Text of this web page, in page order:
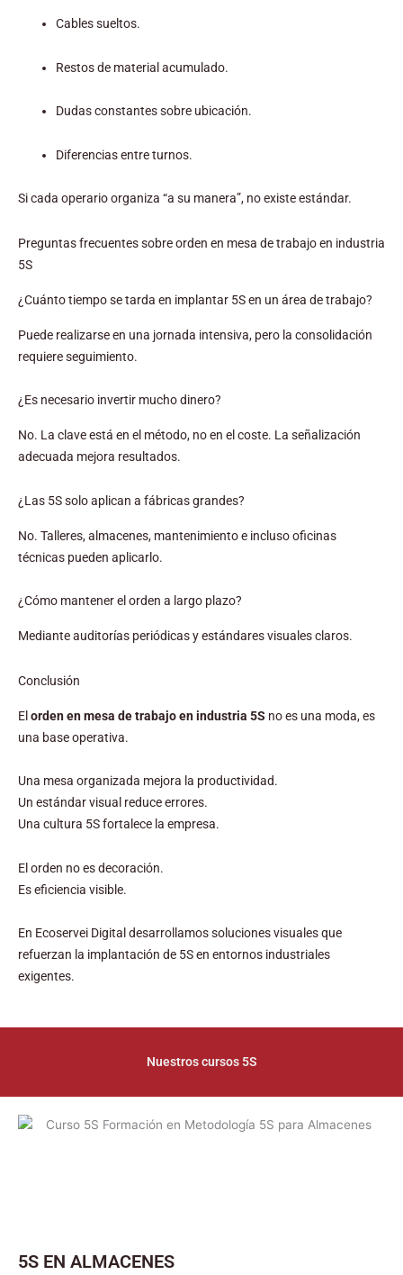
Cables sueltos.
Restos de material acumulado.
Dudas constantes sobre ubicación.
Diferencias entre turnos.
Si cada operario organiza “a su manera”, no existe estándar.
Preguntas frecuentes sobre orden en mesa de trabajo en industria
5S
¿Cuánto tiempo se tarda en implantar 5S en un área de trabajo?
Puede realizarse en una jornada intensiva, pero la consolidación
requiere seguimiento.
¿Es necesario invertir mucho dinero?
No. La clave está en el método, no en el coste. La señalización
adecuada mejora resultados.
¿Las 5S solo aplican a fábricas grandes?
No. Talleres, almacenes, mantenimiento e incluso oficinas
técnicas pueden aplicarlo.
¿Cómo mantener el orden a largo plazo?
Mediante auditorías periódicas y estándares visuales claros.
Conclusión
Elorden en mesa de trabajo en industria 5S no es una moda, es
una base operativa.
Una mesa organizada mejora la productividad.
Un estándar visual reduce errores.
Una cultura 5S fortalece la empresa.
El orden no es decoración.
Es eficiencia visible.
En Ecoservei Digital desarrollamos soluciones visuales que
refuerzan la implantación de 5S en entornos industriales
exigentes.
Nuestros cursos 5S
5S EN ALMACENES